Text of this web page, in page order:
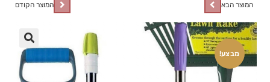
מבצע!
המוצר הקודם המוצר הבא
🔍